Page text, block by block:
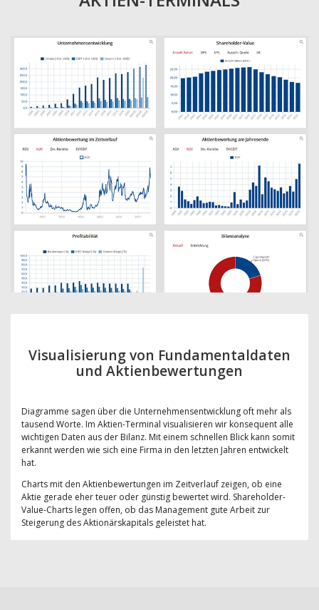
Visualisierung von Fundamentaldaten
und Aktienbewertungen
Diagramme sagen über die Unternehmensentwicklung oft mehr als
tausend Worte. Im Aktien-Terminal visualisieren wir konsequent alle
wichtigen Daten aus der Bilanz. Mit einem schnellen Blick kann somit
erkannt werden wie sich eine Firma in den letzten Jahren entwickelt
hat.
Charts mit den Aktienbewertungen im Zeitverlauf zeigen, ob eine
Aktie gerade eher teuer oder günstig bewertet wird. Shareholder-
Value-Charts legen offen, ob das Management gute Arbeit zur
Steigerung des Aktionärskapitals geleistet hat.